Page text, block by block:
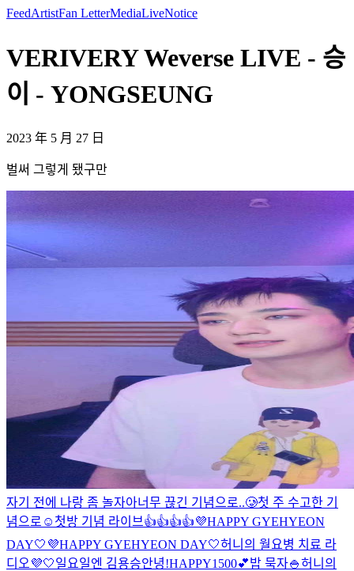
FeedArtistFan LetterMediaLiveNotice
VERIVERY Weverse LIVE - 승
이 - YONGSEUNG
2023 年 5 月 27 日
벌써 그렇게 됐구만
자기 전에 나랑 좀 놀자아너무 끊긴 기념으로..🥲첫 주 수고한 기
념으로☺️ 첫방 기념 라이브👍👍👍👍💜HAPPY GYEHYEON
DAY🤍 💜HAPPY GYEHYEON DAY🤍허니의 월요병 치료 라
디오💜🤍일요일엔 김용승안녕!HAPPY1500💕밥 묵자🍚허니의